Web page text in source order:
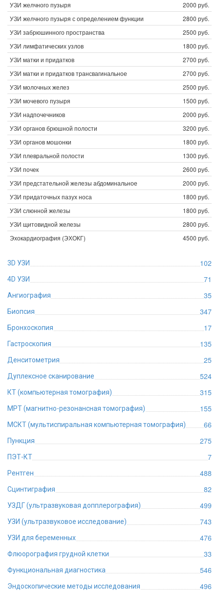
УЗИ желчного пузыря
2000 руб.
УЗИ желчного пузыря с определением функции
2800 руб.
УЗИ забрюшинного пространства
2500 руб.
УЗИ лимфатических узлов
1800 руб.
УЗИ матки и придатков
2700 руб.
УЗИ матки и придатков трансвагинальное
2700 руб.
УЗИ молочных желез
2500 руб.
УЗИ мочевого пузыря
1500 руб.
УЗИ надпочечников
2000 руб.
УЗИ органов брюшной полости
3200 руб.
УЗИ органов мошонки
1800 руб.
УЗИ плевральной полости
1300 руб.
УЗИ почек
2600 руб.
УЗИ предстательной железы абдоминальное
2000 руб.
УЗИ придаточных пазух носа
1800 руб.
УЗИ слюнной железы
1800 руб.
УЗИ щитовидной железы
2800 руб.
Эхокардиография (ЭХОКГ)
4500 руб.
3D УЗИ 102
4D УЗИ 71
Ангиография 35
Биопсия 347
Бронхоскопия 17
Гастроскопия 135
Денситометрия 25
Дуплексное сканирование 524
КТ (компьютерная томография) 315
МРТ (магнитно-резонансная томография) 155
МСКТ (мультиспиральная компьютерная томография) 66
Пункция 275
ПЭТ-КТ 7
Рентген 488
Сцинтиграфия 82
УЗДГ (ультразвуковая допплерография) 499
УЗИ (ультразвуковое исследование) 743
УЗИ для беременных 476
Флюорография грудной клетки 33
Функциональная диагностика 546
Эндоскопические методы исследования 496